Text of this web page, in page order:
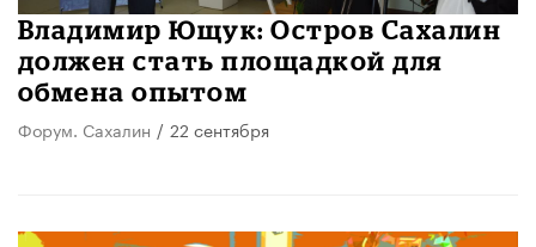
Владимир Ющук: Остров Сахалин
должен стать площадкой для
обмена опытом
Форум. Сахалин / 22 сентября